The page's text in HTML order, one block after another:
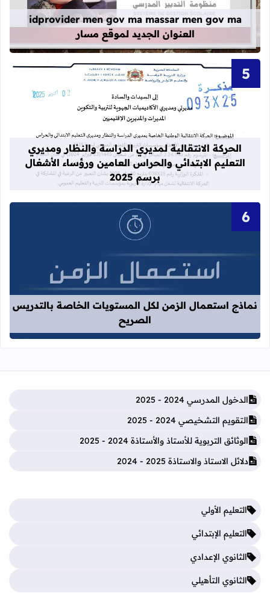
idprovider men gov ma massar men gov ma
العنوان الجديد لموقع مسار
قراءة المزيد عن الحركة الانتقالية
الحركة الانتقالية لمديري الدراسة والنظار ومديري
التعليم الابتدائي والحراس العامين ورؤساء الأشغال
برسم 2025
قراءة المزيد عن نماذج استعمال
نماذج استعمال الزمن لكل المستويات الخاصة بالتدريس
الصريح
الدخول المدرسي 2024 - 2025
التقويم التشخيصي 2024 - 2025
الوثائق التربوية للأستاذ والأستاذة 2024 - 2025
دلائل الاستاذ والاستاذة 2025 - 2024
التعليم الأولي
التعليم الإبتدائي
الثانوي الإعدادي
الثانوي التأهيلي